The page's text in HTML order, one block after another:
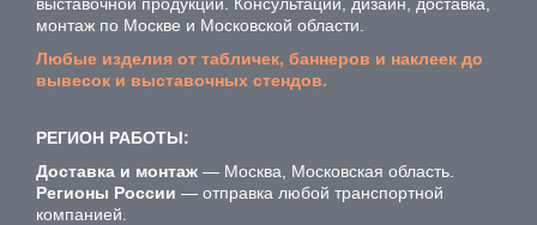
монтаж по Москве и Московской области.
Любые изделия от табличек, баннеров и наклеек до
вывесок и выставочных стендов.
РЕГИОН РАБОТЫ:
Доставка и монтаж — Москва, Московская область.
Регионы России — отправка любой транспортной
компанией.